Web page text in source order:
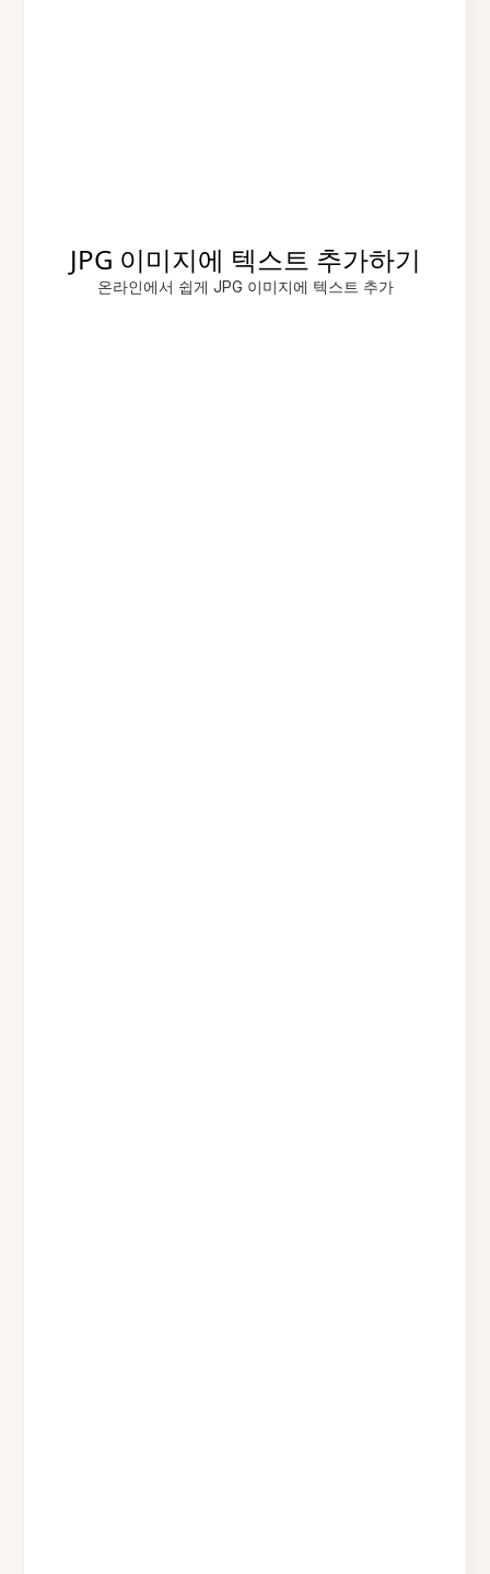
JPG 이미지에 텍스트 추가하기
온라인에서 쉽게 JPG 이미지에 텍스트 추가